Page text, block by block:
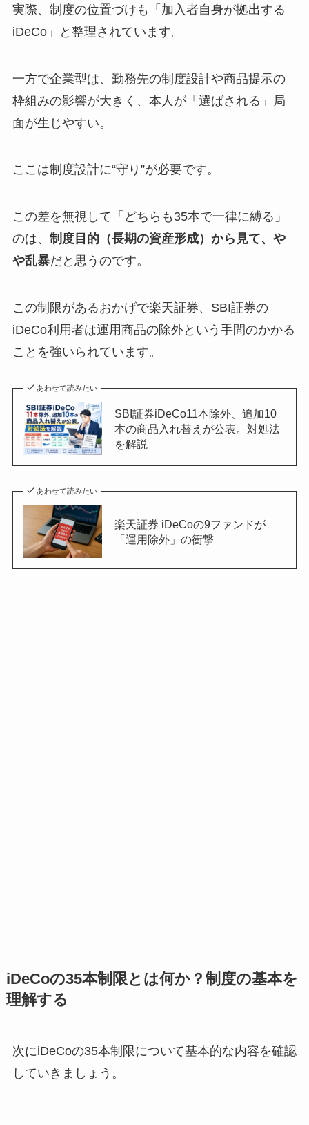
実際、制度の位置づけも「加入者自身が拠出する
iDeCo」と整理されています。
一方で企業型は、勤務先の制度設計や商品提示の
枠組みの影響が大きく、本人が「選ばされる」局
面が生じやすい。
ここは制度設計に“守り”が必要です。
この差を無視して「どちらも35本で一律に縛る」
のは、 制度目的（長期の資産形成）から見て、や
や乱暴だと思うのです。
この制限があるおかげで楽天証券、SBI証券の
iDeCo利用者は運用商品の除外という手間のかかる
ことを強いられています。
あわせて読みたい
SBI証券iDeCo11本除外、追加10
本の商品入れ替えが公表。対処法
を解説
あわせて読みたい
楽天証券 iDeCoの9ファンドが
「運用除外」の衝撃
iDeCoの35本制限とは何か？制度の基本を
理解する
次にiDeCoの35本制限について基本的な内容を確認
していきましょう。